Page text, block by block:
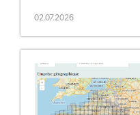
02.07.2026